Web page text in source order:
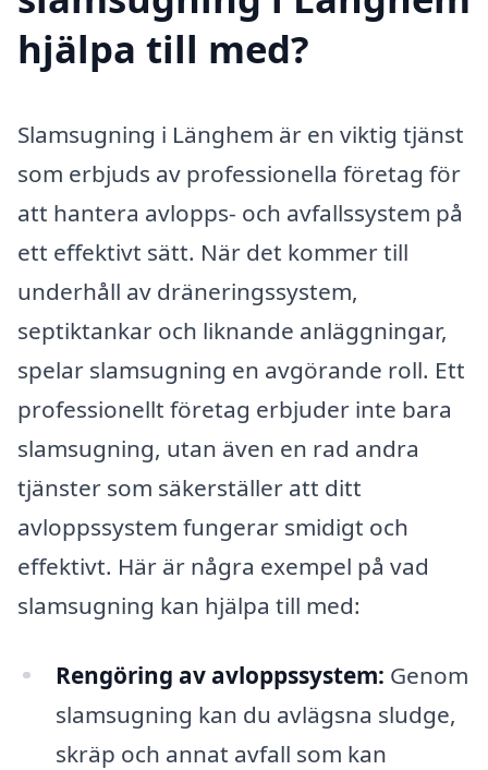
hjälpa till med?
Slamsugning i Länghem är en viktig tjänst
som erbjuds av professionella företag för
att hantera avlopps- och avfallssystem på
ett effektivt sätt. När det kommer till
underhåll av dräneringssystem,
septiktankar och liknande anläggningar,
spelar slamsugning en avgörande roll. Ett
professionellt företag erbjuder inte bara
slamsugning, utan även en rad andra
tjänster som säkerställer att ditt
avloppssystem fungerar smidigt och
effektivt. Här är några exempel på vad
slamsugning kan hjälpa till med:
Rengöring av avloppssystem: Genom
slamsugning kan du avlägsna sludge,
skräp och annat avfall som kan